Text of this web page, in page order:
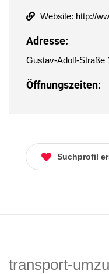
Website: http://
Adresse:
Gustav-Adolf-Straße
Öffnungszeiten:
Suchprofil
transport-